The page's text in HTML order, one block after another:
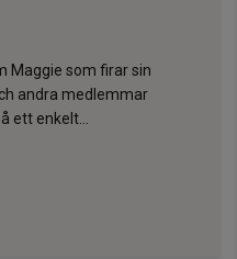
Maggie som firar sin
andra medlemmar
ett enkelt…